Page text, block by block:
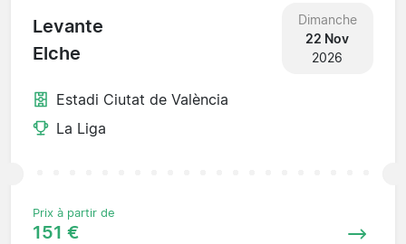
Levante
Elche
Dimanche
22 Nov
2026
Estadi Ciutat de València
La Liga
Prix à partir de
151 €